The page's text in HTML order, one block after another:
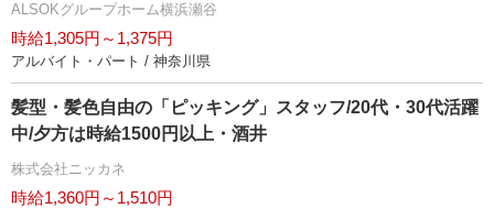
ALSOKグループホーム横浜瀬谷
時給1,305円～1,375円
アルバイト・パート / 神奈川県
髪型・髪色自由の「ピッキング」スタッフ/20代・30代活躍
中/夕方は時給1500円以上・酒井
株式会社ニッカネ
時給1,360円～1,510円